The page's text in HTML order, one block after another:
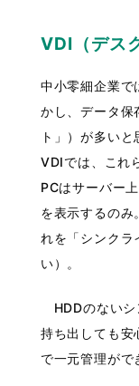
VDI（デス
中小零細企業で
かし、データ保
ト」）が多いと
VDIでは、これ
PCはサーバー
を表示するのみ
れを「シンク
い）。
HDDのないシ
持ち出しても安
で一元管理がで